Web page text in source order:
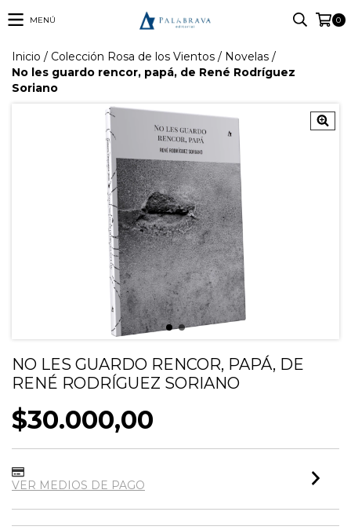
MENÚ 0
Inicio / Colección Rosa de los Vientos / Novelas /
No les guardo rencor, papá, de René Rodríguez
Soriano
NO LES GUARDO RENCOR, PAPÁ, DE
RENÉ RODRÍGUEZ SORIANO
$30.000,00
VER MEDIOS DE PAGO